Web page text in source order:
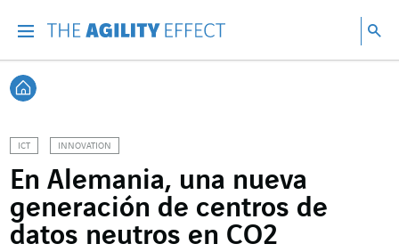
Volver a Inicio
ICT INNOVATION
En Alemania, una nueva
generación de centros de
datos neutros en CO2